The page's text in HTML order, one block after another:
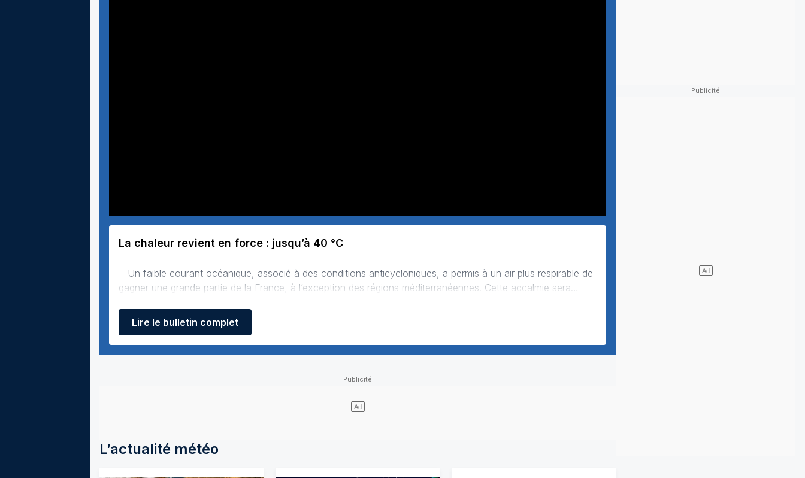
La chaleur revient en force : jusqu’à 40 °C
gagner une grande partie de la France, à l’exception des régions méditerranéennes. Cette accalmie sera
Lire le bulletin complet
L’actualité météo